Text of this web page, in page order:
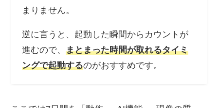
まりません。
逆に言うと、起動した瞬間からカウントが
進むので、 まとまった時間が取れるタイミ
ングで起動するのがおすすめです。